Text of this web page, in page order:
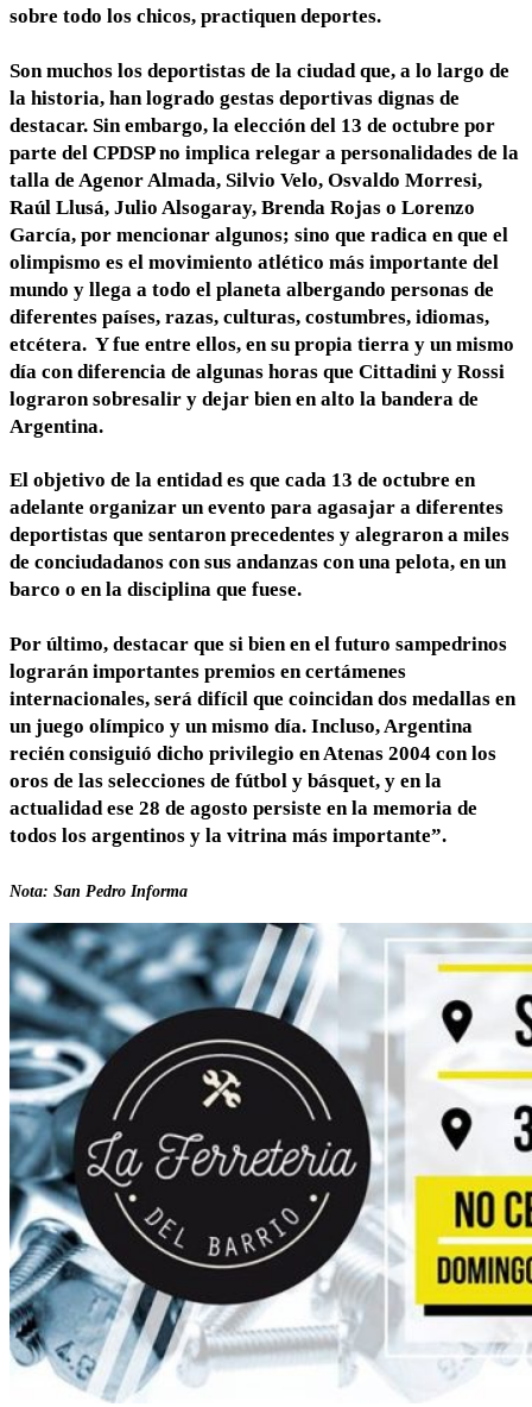
sobre todo los chicos, practiquen deportes.
Son muchos los deportistas de la ciudad que, a lo largo de
la historia, han logrado gestas deportivas dignas de
destacar. Sin embargo, la elección del 13 de octubre por
parte del CPDSP no implica relegar a personalidades de la
talla de Agenor Almada, Silvio Velo, Osvaldo Morresi,
Raúl Llusá, Julio Alsogaray, Brenda Rojas o Lorenzo
García, por mencionar algunos; sino que radica en que el
olimpismo es el movimiento atlético más importante del
mundo y llega a todo el planeta albergando personas de
diferentes países, razas, culturas, costumbres, idiomas,
etcétera. Y fue entre ellos, en su propia tierra y un mismo
día con diferencia de algunas horas que Cittadini y Rossi
lograron sobresalir y dejar bien en alto la bandera de
Argentina.
El objetivo de la entidad es que cada 13 de octubre en
adelante organizar un evento para agasajar a diferentes
deportistas que sentaron precedentes y alegraron a miles
de conciudadanos con sus andanzas con una pelota, en un
barco o en la disciplina que fuese.
Por último, destacar que si bien en el futuro sampedrinos
lograrán importantes premios en certámenes
internacionales, será difícil que coincidan dos medallas en
un juego olímpico y un mismo día. Incluso, Argentina
recién consiguió dicho privilegio en Atenas 2004 con los
oros de las selecciones de fútbol y básquet, y en la
actualidad ese 28 de agosto persiste en la memoria de
todos los argentinos y la vitrina más importante”.
Nota: San Pedro Informa